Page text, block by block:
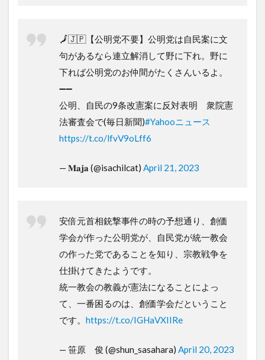
🗾🇯🇵【公明党不要】公明党は自民案に文
句があるなら連立解消して野に下れ。野に
下れば公明党のお仲間がたくさんいるよ。
➖➖
公明、自民の9条改憲案に反対表明 衆院憲
法審査会で(毎日新聞)#Yahooニュース
https://t.co/lfvV9oLff6
— 𝐌𝐚𝐣𝐚 (@isachilcat) April 21, 2023
安倍元首相銃撃事件の時の予想通り、創価
学会が作った公明党が、自民党が統一教会
の作った党であることを知り、宗教戦争を
仕掛けてきたようです。
統一教会の教義が憲法になることによっ
て、一番困るのは、創価学会だということ
です。 https://t.co/IGHaVXIIRe
— 笹原 俊 (@shun_sasahara) April 20, 2023